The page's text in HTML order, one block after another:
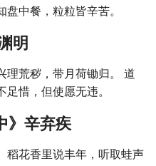
中餐，粒粒皆辛苦。
明
理荒秽，带月荷锄归。 道
惜，但使愿无违。
》辛弃疾
稻花香里说丰年，听取蛙声